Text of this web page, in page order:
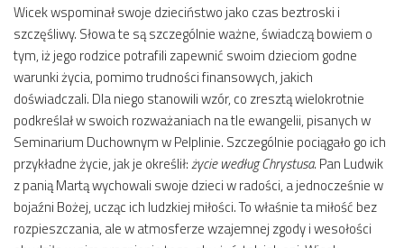
Wicek wspominał swoje dzieciństwo jako czas beztroski i
szczęśliwy. Słowa te są szczególnie ważne, świadczą bowiem o
tym, iż jego rodzice potrafili zapewnić swoim dzieciom godne
warunki życia, pomimo trudności finansowych, jakich
doświadczali. Dla niego stanowili wzór, co zresztą wielokrotnie
podkreślał w swoich rozważaniach na tle ewangelii, pisanych w
Seminarium Duchownym w Pelplinie. Szczególnie pociągało go ich
przykładne życie, jak je określił:życie według Chrystusa. Pan Ludwik
z panią Martą wychowali swoje dzieci w radości, a jednocześnie w
bojaźni Bożej, ucząc ich ludzkiej miłości. To właśnie ta miłość bez
rozpieszczania, ale w atmosferze wzajemnej zgody i wesołości